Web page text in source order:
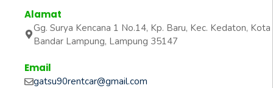
Alamat
Gg. Surya Kencana 1 No.14, Kp. Baru, Kec. Kedaton, Kota
Bandar Lampung, Lampung 35147
Email
gatsu90rentcar@gmail.com